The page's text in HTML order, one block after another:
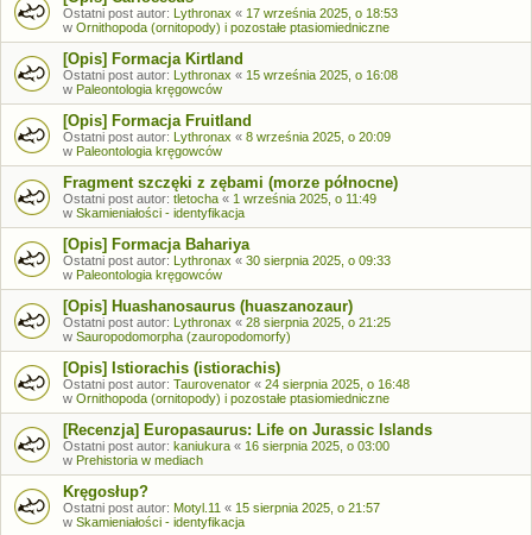
Ostatni post autor: Lythronax « 17 września 2025, o 18:53
w Ornithopoda (ornitopody) i pozostałe ptasiomiedniczne
[Opis] Formacja Kirtland
Ostatni post autor: Lythronax « 15 września 2025, o 16:08
w Paleontologia kręgowców
[Opis] Formacja Fruitland
Ostatni post autor: Lythronax « 8 września 2025, o 20:09
w Paleontologia kręgowców
Fragment szczęki z zębami (morze północne)
Ostatni post autor: tletocha « 1 września 2025, o 11:49
w Skamieniałości - identyfikacja
[Opis] Formacja Bahariya
Ostatni post autor: Lythronax « 30 sierpnia 2025, o 09:33
w Paleontologia kręgowców
[Opis] Huashanosaurus (huaszanozaur)
Ostatni post autor: Lythronax « 28 sierpnia 2025, o 21:25
w Sauropodomorpha (zauropodomorfy)
[Opis] Istiorachis (istiorachis)
Ostatni post autor: Taurovenator « 24 sierpnia 2025, o 16:48
w Ornithopoda (ornitopody) i pozostałe ptasiomiedniczne
[Recenzja] Europasaurus: Life on Jurassic Islands
Ostatni post autor: kaniukura « 16 sierpnia 2025, o 03:00
w Prehistoria w mediach
Kręgosłup?
Ostatni post autor: Motyl.11 « 15 sierpnia 2025, o 21:57
w Skamieniałości - identyfikacja